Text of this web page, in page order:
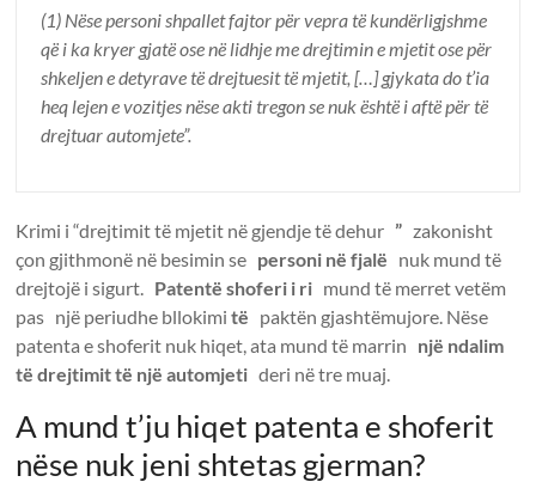
(1) Nëse personi shpallet fajtor për vepra të kundërligjshme
që i ka kryer gjatë ose në lidhje me drejtimin e mjetit ose për
shkeljen e detyrave të drejtuesit të mjetit, […] gjykata do t’ia
heq lejen e vozitjes nëse akti tregon se nuk është i aftë për të
drejtuar automjete”.
Krimi i “drejtimit të mjetit në gjendje të dehur ” zakonisht
çon gjithmonë në besimin se personi në fjalë nuk mund të
drejtojë i sigurt. Patentë shoferi i ri mund të merret vetëm
pas një periudhe bllokimitë paktën gjashtëmujore. Nëse
patenta e shoferit nuk hiqet, ata mund të marrin një ndalim
të drejtimit të një automjeti deri në tre muaj.
A mund t’ju hiqet patenta e shoferit
nëse nuk jeni shtetas gjerman?